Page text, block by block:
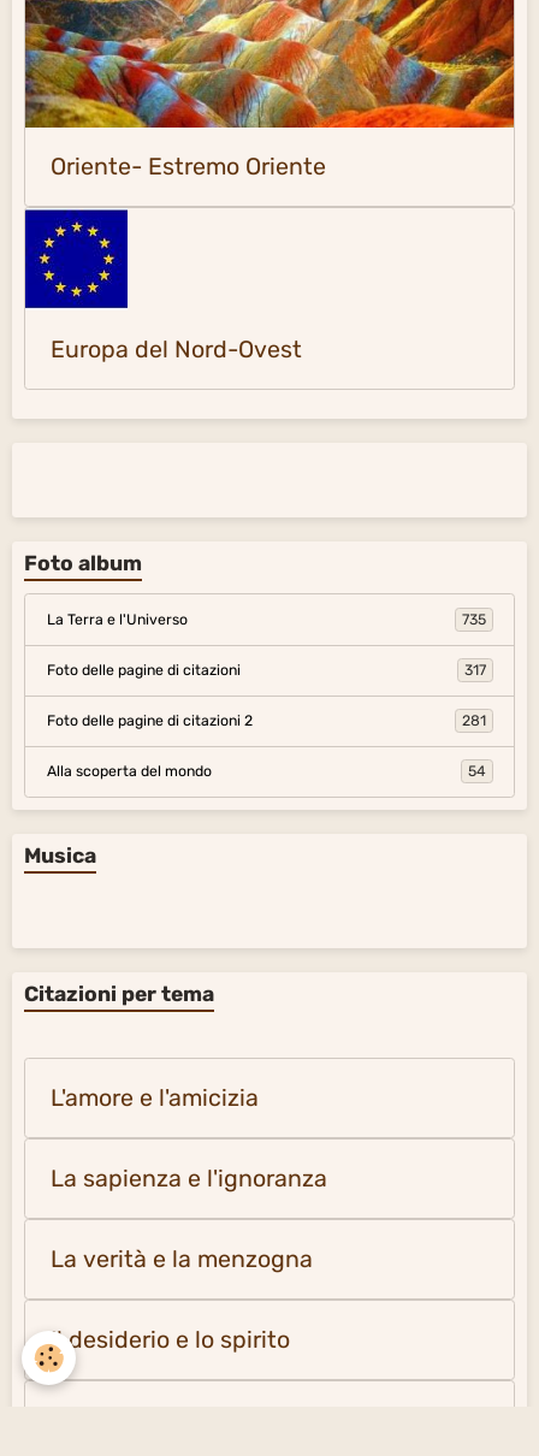
Oriente- Estremo Oriente
Europa del Nord-Ovest
Foto album
La Terra e l'Universo 735
Foto delle pagine di citazioni 317
Foto delle pagine di citazioni 2 281
Alla scoperta del mondo 54
Musica
Citazioni per tema
L'amore e l'amicizia
La sapienza e l'ignoranza
La verità e la menzogna
Il desiderio e lo spirito